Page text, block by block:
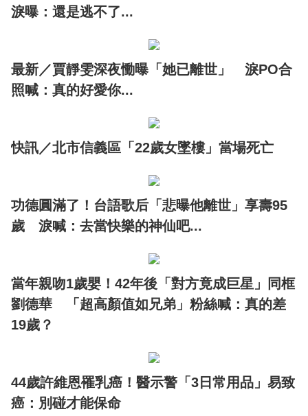
淚曝：還是逃不了...
最新／賈靜雯深夜慟曝「她已離世」 淚PO合
照喊：真的好愛你...
快訊／北市信義區「22歲女墜樓」當場死亡
功德圓滿了！台語歌后「悲曝他離世」享壽95
歲 淚喊：去當快樂的神仙吧...
當年親吻1歲嬰！42年後「對方竟成巨星」同框
劉德華 「超高顏值如兄弟」粉絲喊：真的差
19歲？
44歲許維恩罹乳癌！醫示警「3日常用品」易致
癌：別碰才能保命